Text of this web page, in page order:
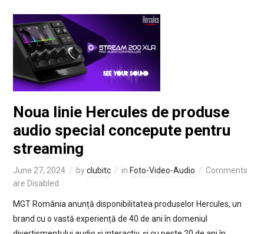
Noua linie Hercules de produse
audio special concepute pentru
streaming
June 27, 2024 byclubitc in Foto-Video-Audio
Comments
are Disabled
MGT România anunță disponibilitatea produselor Hercules, un
brand cu o vastă experiență de 40 de ani în domeniul